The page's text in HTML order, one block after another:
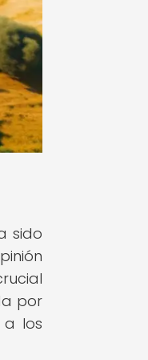
sido
por
a los